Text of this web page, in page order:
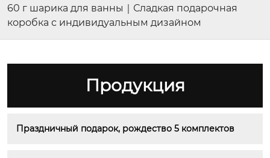
60 г шарика для ванны｜Сладкая подарочная
коробка с индивидуальным дизайном
Продукция
Праздничный подарок, рождество 5 комплектов